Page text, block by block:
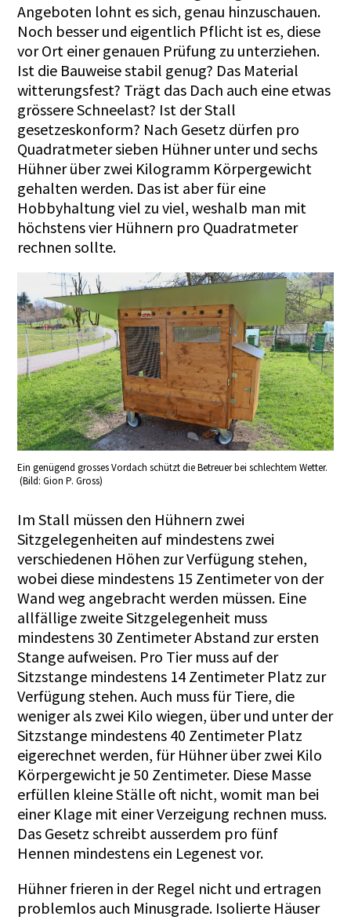
Angeboten lohnt es sich, genau hinzuschauen.
Noch besser und eigentlich Pflicht ist es, diese
vor Ort einer genauen Prüfung zu unterziehen.
Ist die Bauweise stabil genug? Das Material
witterungsfest? Trägt das Dach auch eine etwas
grössere Schneelast? Ist der Stall
gesetzeskonform? Nach Gesetz dürfen pro
Quadratmeter sieben Hühner unter und sechs
Hühner über zwei Kilogramm Körpergewicht
gehalten werden. Das ist aber für eine
Hobbyhaltung viel zu viel, weshalb man mit
höchstens vier Hühnern pro Quadratmeter
rechnen sollte.
Ein genügend grosses Vordach schützt die Betreuer bei schlechtem Wetter.
(Bild: Gion P. Gross)
Im Stall müssen den Hühnern zwei
Sitzgelegenheiten auf mindestens zwei
verschiedenen Höhen zur Verfügung stehen,
wobei diese mindestens 15 Zentimeter von der
Wand weg angebracht werden müssen. Eine
allfällige zweite Sitzgelegenheit muss
mindestens 30 Zentimeter Abstand zur ersten
Stange aufweisen. Pro Tier muss auf der
Sitzstange mindestens 14 Zentimeter Platz zur
Verfügung stehen. Auch muss für Tiere, die
weniger als zwei Kilo wiegen, über und unter der
Sitzstange mindestens 40 Zentimeter Platz
eigerechnet werden, für Hühner über zwei Kilo
Körpergewicht je 50 Zentimeter. Diese Masse
erfüllen kleine Ställe oft nicht, womit man bei
einer Klage mit einer Verzeigung rechnen muss.
Das Gesetz schreibt ausserdem pro fünf
Hennen mindestens ein Legenest vor.
Hühner frieren in der Regel nicht und ertragen
problemlos auch Minusgrade. Isolierte Häuser